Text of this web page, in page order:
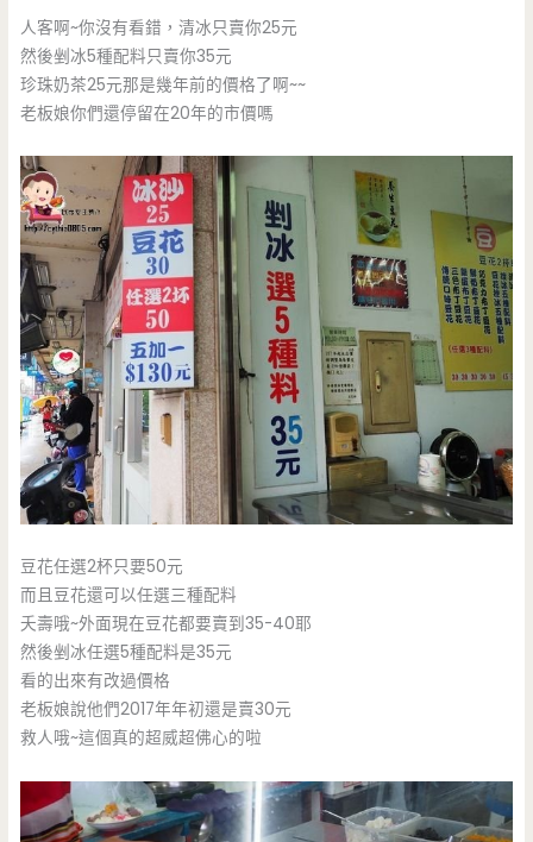
人客啊~你沒有看錯，清冰只賣你25元
然後剉冰5種配料只賣你35元
珍珠奶茶25元那是幾年前的價格了啊~~
老板娘你們還停留在20年的市價嗎
豆花任選2杯只要50元
而且豆花還可以任選三種配料
夭壽哦~外面現在豆花都要賣到35-40耶
然後剉冰任選5種配料是35元
看的出來有改過價格
老板娘說他們2017年年初還是賣30元
救人哦~這個真的超威超佛心的啦